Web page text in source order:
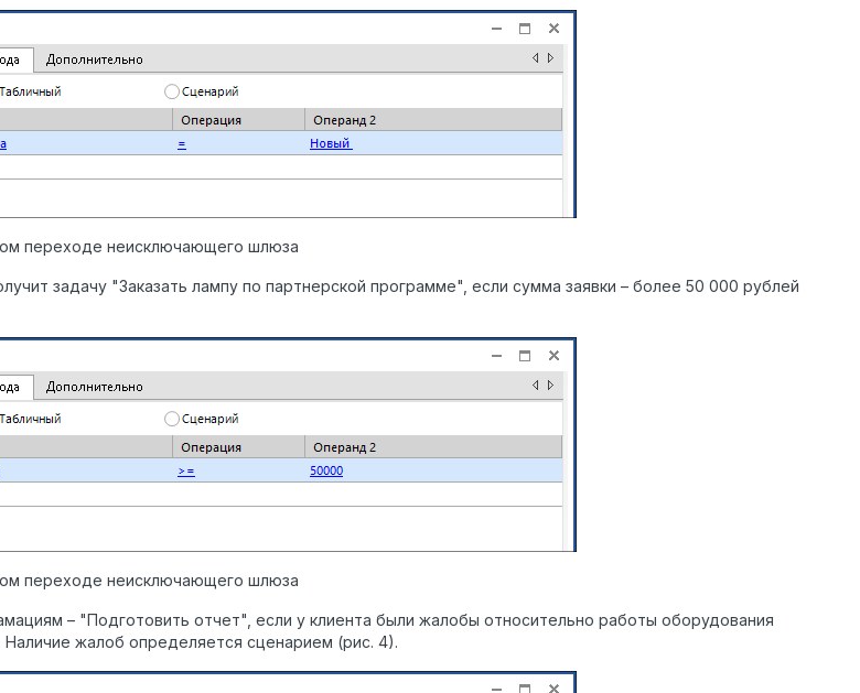
переходе неисключающего шлюза
задачу "Заказать лампу по партнерской программе", если сумма заявки – более 50 000 рублей
переходе неисключающего шлюза
– "Подготовить отчет", если у клиента были жалобы относительно работы оборудования
Наличие жалоб определяется сценарием (рис. 4).